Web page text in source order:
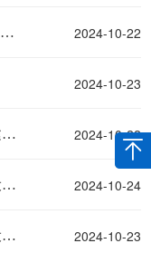
成都：加强“智慧工地”建设，提升施工现场治理实效 2024-10-22
2024-10-23
10月16日实施！宜昌发布《智慧工地建设与评价标准》 2024-10-22
咸宁市住建发布《咸宁市智慧工地建设实施方案》的通知 2024-10-24
烟台市举行全省建筑工程智慧工地建设工作调研会 2024-10-23